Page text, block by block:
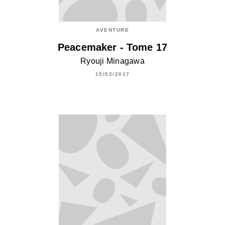
AVENTURE
Peacemaker - Tome 17
Ryouji Minagawa
15/02/2017